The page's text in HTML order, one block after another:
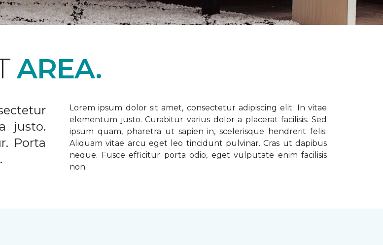
AREA.
justo.
Porta
Lorem ipsum dolor sit amet, consectetur adipiscing elit. In vitae
elementum justo. Curabitur varius dolor a placerat facilisis. Sed
ipsum quam, pharetra ut sapien in, scelerisque hendrerit felis.
Aliquam vitae arcu eget leo tincidunt pulvinar. Cras ut dapibus
neque. Fusce efficitur porta odio, eget vulputate enim facilisis
non.